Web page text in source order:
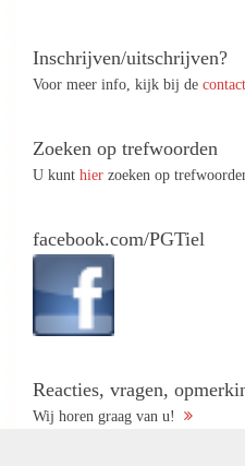
Inschrijven/uitschrijven?
Voor meer info, kijk bij de
Zoeken op trefwoorden
U kunt hier zoeken op
facebook.com/PGTiel
Reacties, vragen,
Wij horen graag van u!